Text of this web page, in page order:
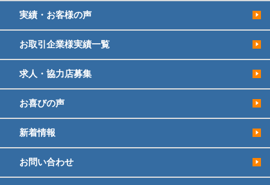
実績・お客様の声
お取引企業様実績一覧
求人・協力店募集
お喜びの声
新着情報
お問い合わせ